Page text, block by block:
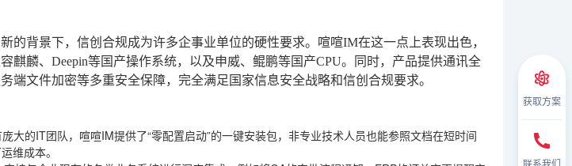
的背景下，信创合规成为许多企事业单位的硬性要求。喧喧IM在这一点上表现出色，
麒麟、Deepin等国产操作系统，以及申威、鲲鹏等国产CPU。同时，产品提供通讯全
端文件加密等多重安全保障，完全满足国家信息安全战略和信创合规要求。
大的IT团队，喧喧IM提供了“零配置启动”的一键安装包，非专业技术人员也能参照文档在短时间
维成本。
获取方案
联系我们